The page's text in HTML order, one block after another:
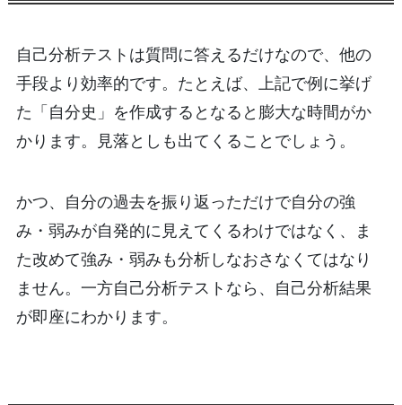
自己分析テストは質問に答えるだけなので、他の
手段より効率的です。たとえば、上記で例に挙げ
た「自分史」を作成するとなると膨大な時間がか
かります。見落としも出てくることでしょう。
かつ、自分の過去を振り返っただけで自分の強
み・弱みが自発的に見えてくるわけではなく、ま
た改めて強み・弱みも分析しなおさなくてはなり
ません。一方自己分析テストなら、自己分析結果
が即座にわかります。